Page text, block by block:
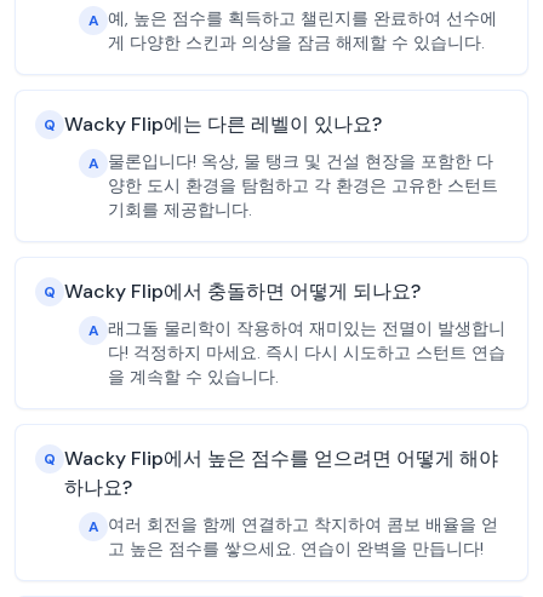
A 예, 높은 점수를 획득하고 챌린지를 완료하여 선수에
게 다양한 스킨과 의상을 잠금 해제할 수 있습니다.
Q Wacky Flip에는 다른 레벨이 있나요?
A 물론입니다! 옥상, 물 탱크 및 건설 현장을 포함한 다
양한 도시 환경을 탐험하고 각 환경은 고유한 스턴트
기회를 제공합니다.
Q Wacky Flip에서 충돌하면 어떻게 되나요?
A 래그돌 물리학이 작용하여 재미있는 전멸이 발생합니
다! 걱정하지 마세요. 즉시 다시 시도하고 스턴트 연습
을 계속할 수 있습니다.
Q Wacky Flip에서 높은 점수를 얻으려면 어떻게 해야
하나요?
A 여러 회전을 함께 연결하고 착지하여 콤보 배율을 얻
고 높은 점수를 쌓으세요. 연습이 완벽을 만듭니다!